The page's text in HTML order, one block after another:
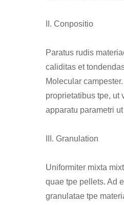
II. Conpositio
Paratus rudis
caliditas et
Molecular
proprietatibus tpe, ut
apparatu parametri
III. Granulation
Uniformiter mixta
quae tpe pellets. Ad
granulatae tpe